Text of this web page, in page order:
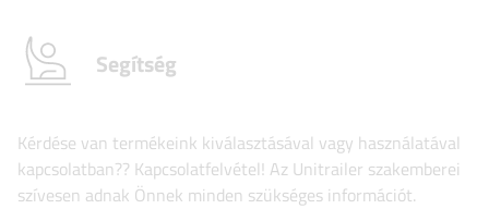
Segítség
Kérdése van termékeink kiválasztásával vagy használatával
kapcsolatban?? Kapcsolatfelvétel! Az Unitrailer szakemberei
szívesen adnak Önnek minden szükséges információt.